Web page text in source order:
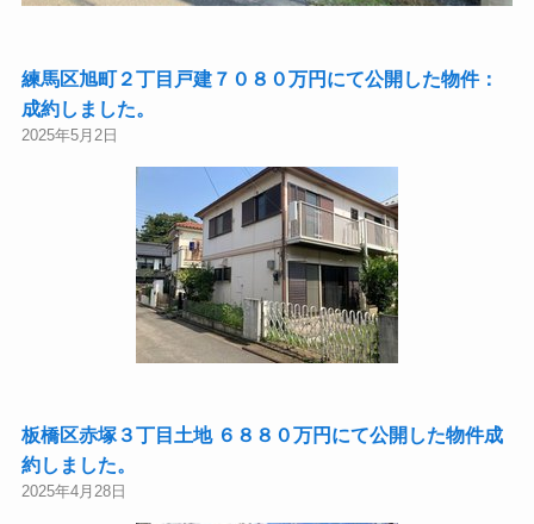
練馬区旭町２丁目戸建７０８０万円にて公開した物件：
成約しました。
2025年5月2日
板橋区赤塚３丁目土地 ６８８０万円にて公開した物件成
約しました。
2025年4月28日